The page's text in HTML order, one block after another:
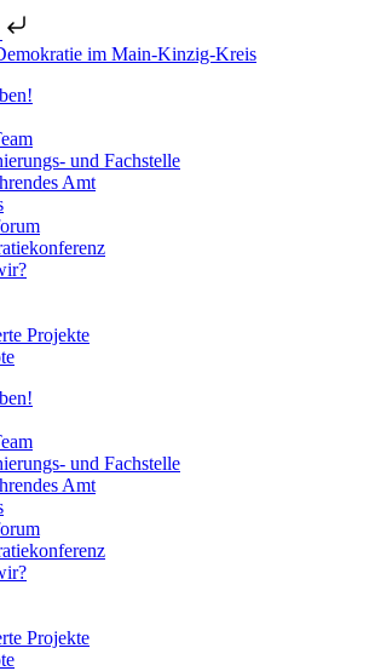
und Fachstelle
Amt
Projekte
und Fachstelle
Amt
Projekte